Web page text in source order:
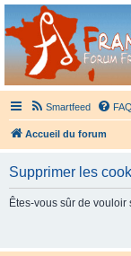
France
Didgeridoo et Guimbarde
Smartfeed FAQ
Accueil du forum
Supprimer les
Êtes-vous sûr de